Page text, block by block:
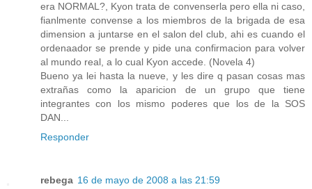
era NORMAL?, Kyon trata de convenserla pero ella ni caso,
fianlmente convense a los miembros de la brigada de esa
dimension a juntarse en el salon del club, ahi es cuando el
ordenaador se prende y pide una confirmacion para volver
al mundo real, a lo cual Kyon accede. (Novela 4)
Bueno ya lei hasta la nueve, y les dire q pasan cosas mas
extrañas como la aparicion de un grupo que tiene
integrantes con los mismo poderes que los de la SOS
DAN...
Responder
rebega 16 de mayo de 2008 a las 21:59